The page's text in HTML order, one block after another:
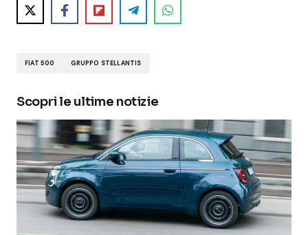
FIAT 500 GRUPPO STELLANTIS
Scopri le ultime notizie